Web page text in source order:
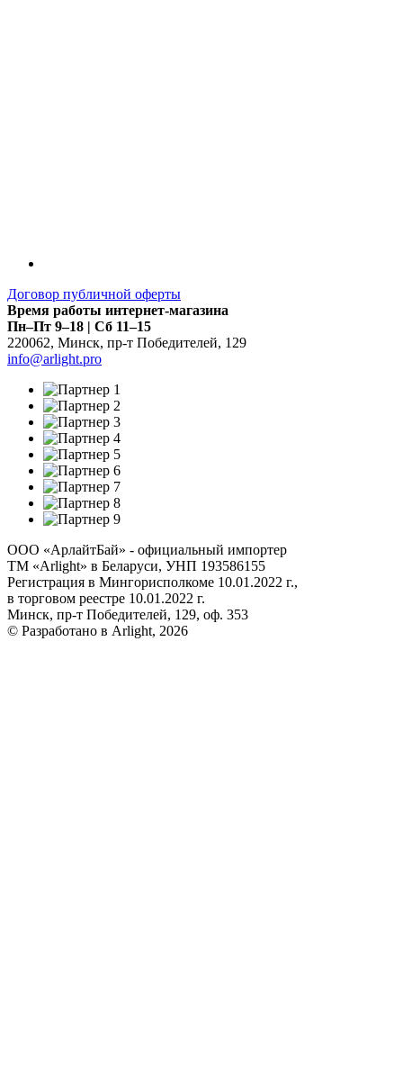
Договор публичной оферты
Время работы интернет-магазина
Пн–Пт 9–18 | Сб 11–15
220062, Минск, пр-т Победителей, 129
info@arlight.pro
ООО «АрлайтБай» - официальный импортер
ТМ «Arlight» в Беларуси, УНП 193586155
Регистрация в Мингорисполкоме 10.01.2022 г.,
в торговом реестре 10.01.2022 г.
Минск, пр-т Победителей, 129, оф. 353
© Разработано в Arlight, 2026